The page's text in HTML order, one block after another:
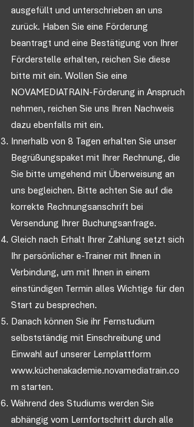
ausgefüllt und unterschrieben an uns
zurück. Haben Sie eine Förderung
beantragt und eine Bestätigung von Ihrer
Förderstelle erhalten, reichen Sie diese
bitte mit ein. Wollen Sie eine
NOVAMEDIATRAIN-Förderung in Anspruch
nehmen, reichen Sie uns Ihren Nachweis
dazu ebenfalls mit ein.
Innerhalb von 8 Tagen erhalten Sie unser
Begrüßungspaket mit Ihrer Rechnung, die
Sie bitte umgehend mit Überweisung an
uns begleichen. Bitte achten Sie auf die
korrekte Rechnungsanschrift bei
Versendung Ihrer Buchungsanfrage.
Gleich nach Erhalt Ihrer Zahlung setzt sich
Ihr persönlicher e-Trainer mit Ihnen in
Verbindung, um mit Ihnen in einem
einstündigen Termin alles Wichtige für den
Start zu besprechen.
Danach können Sie ihr Fernstudium
selbstständig mit Einschreibung und
Einwahl auf unserer Lernplattform
www.küchenakademie.novamediatrain.co
m starten.
Während des Studiums werden Sie
abhängig vom Lernfortschritt durch alle